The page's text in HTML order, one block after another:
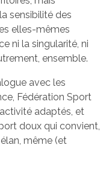
sensibilité des
elles-mêmes
ni la singularité, ni
ensemble.
avec les
Fédération Sport
adaptés, et
doux qui convient,
même (et